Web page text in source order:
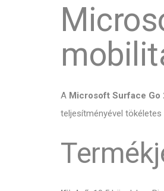
A Microsoft Surface Go
teljesítményével